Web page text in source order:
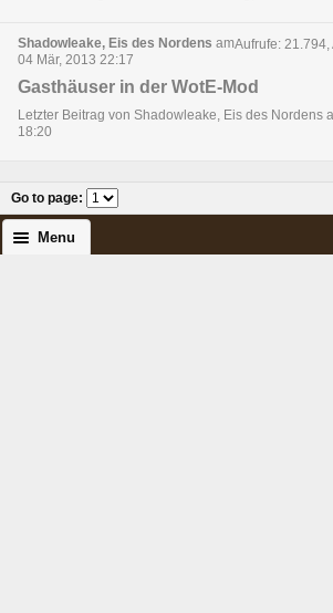
Shadowleake, Eis des Nordens am
04 Mär, 2013 22:17
Aufrufe: 21.794,
Gasthäuser in der WotE-Mod
Letzter Beitrag von Shadowleake, Eis des Nordens
18:20
Go to page:
Menu